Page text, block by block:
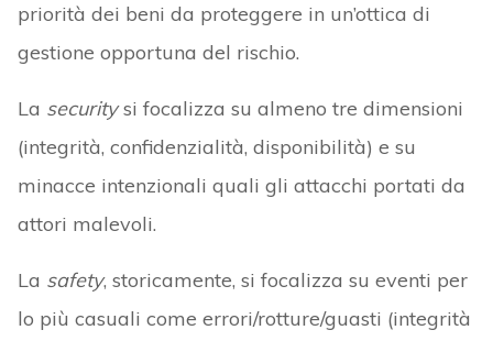
priorità dei beni da proteggere in un’ottica di
gestione opportuna del rischio.
La securitysi focalizza su almeno tre dimensioni
(integrità, confidenzialità, disponibilità) e su
minacce intenzionali quali gli attacchi portati da
attori malevoli.
La safety, storicamente, si focalizza su eventi per
lo più casuali come errori/rotture/guasti (integrità